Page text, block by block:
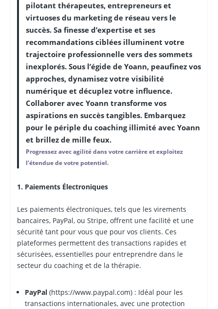
pilotant thérapeutes, entrepreneurs et
virtuoses du marketing de réseau vers le
succès. Sa finesse d’expertise et ses
recommandations ciblées illuminent votre
trajectoire professionnelle vers des sommets
inexplorés. Sous l’égide de Yoann, peaufinez vos
approches, dynamisez votre visibilité
numérique et décuplez votre influence.
Collaborer avec Yoann transforme vos
aspirations en succès tangibles. Embarquez
pour le périple du coaching illimité avec Yoann
et brillez de mille feux.
Progressez avec agilité dans votre carrière et exploitez
l’étendue de votre potentiel.
1. Paiements Électroniques
Les paiements électroniques, tels que les virements
bancaires, PayPal, ou Stripe, offrent une facilité et une
sécurité tant pour vous que pour vos clients. Ces
plateformes permettent des transactions rapides et
sécurisées, essentielles pour entreprendre dans le
secteur du coaching et de la thérapie.
PayPal(https://www.paypal.com) : Idéal pour les
transactions internationales, avec une protection